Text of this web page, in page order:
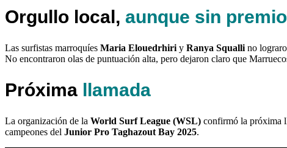
Orgullo local, aunque sin premio
Las surfistas marroquíes Maria Elouedrhiri y Ranya Squalli no
No encontraron olas de puntuación alta, pero dejaron claro que
Próxima llamada
La organización de la World Surf League (WSL) confirmó la próxima
campeones del Junior Pro Taghazout Bay 2025.